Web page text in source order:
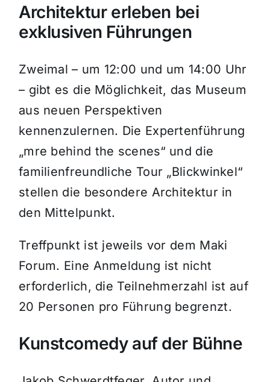
Architektur erleben bei
exklusiven Führungen
Zweimal – um 12:00 und um 14:00 Uhr
– gibt es die Möglichkeit, das Museum
aus neuen Perspektiven
kennenzulernen. Die Expertenführung
„mre behind the scenes“ und die
familienfreundliche Tour „Blickwinkel“
stellen die besondere Architektur in
den Mittelpunkt.
Treffpunkt ist jeweils vor dem Maki
Forum. Eine Anmeldung ist nicht
erforderlich, die Teilnehmerzahl ist auf
20 Personen pro Führung begrenzt.
Kunstcomedy auf der Bühne